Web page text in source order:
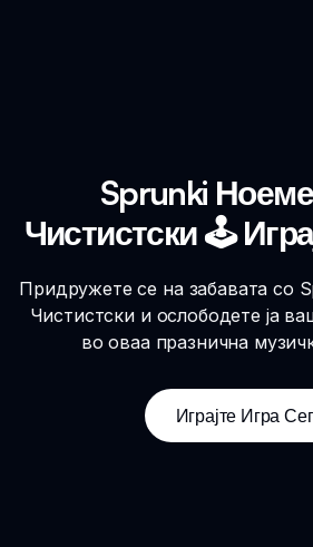
Sprunki
Чистистски 🕹️
Придружете се на забавата со
Чистистски и ослободете ја
во оваа празнична
Играјте Игра